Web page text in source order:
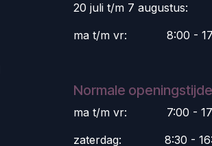
20 juli t/m 7 augustus:
ma t/m vr:
​8:00 -
Normale
ma t/m vr:
​7:00 -
zaterdag:
​8:30 -